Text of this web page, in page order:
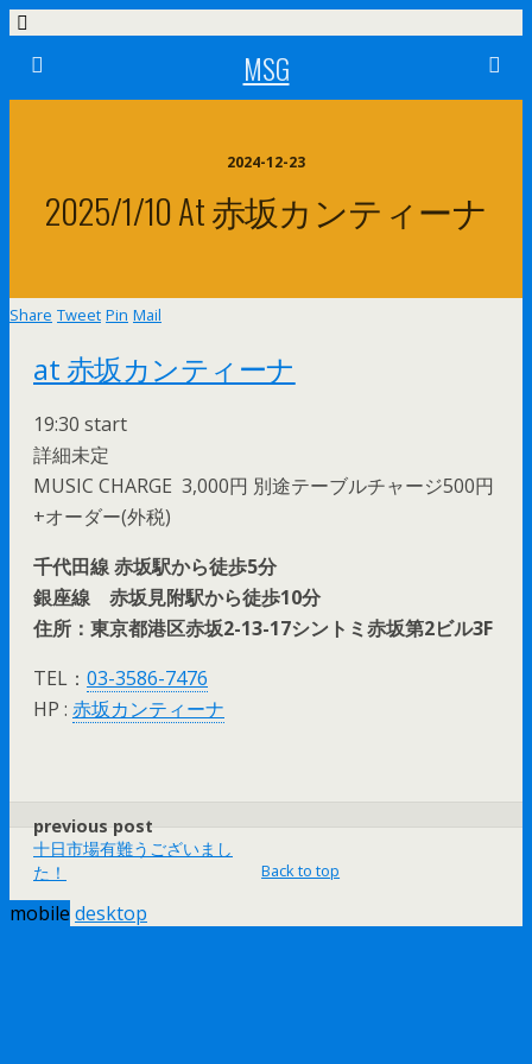
MSG
2024-12-23
2025/1/10 At 赤坂カンティーナ
Share Tweet Pin Mail
at 赤坂カンティーナ
19:30 start
詳細未定
MUSIC CHARGE 3,000円 別途テーブルチャージ500円
+オーダー(外税)
千代田線 赤坂駅から徒歩5分
銀座線 赤坂見附駅から徒歩10分
住所： 東京都港区赤坂2-13-17シントミ赤坂第2ビル3F
TEL： 03-3586-7476
HP : 赤坂カンティーナ
previous post
十日市場有難うございまし
た！
Back to top
mobile desktop